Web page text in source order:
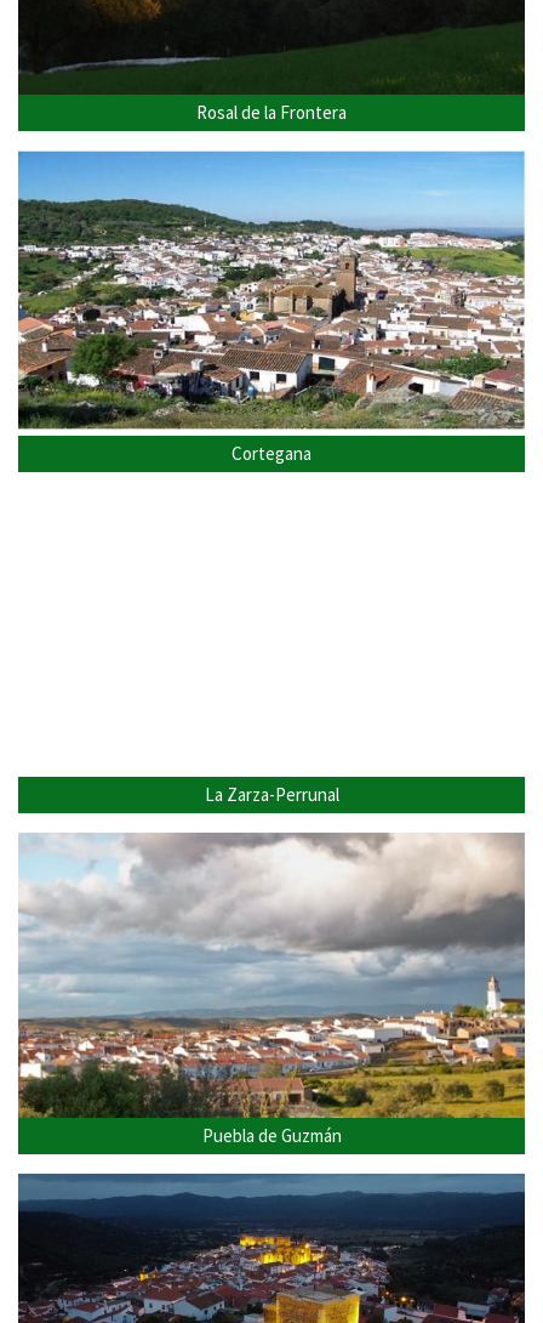
Rosal de la Frontera
Cortegana
La Zarza-Perrunal
Puebla de Guzmán